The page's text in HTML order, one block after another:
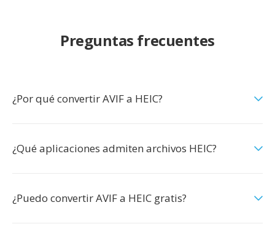
Preguntas frecuentes
¿Por qué convertir AVIF a HEIC?
¿Qué aplicaciones admiten archivos HEIC?
¿Puedo convertir AVIF a HEIC gratis?